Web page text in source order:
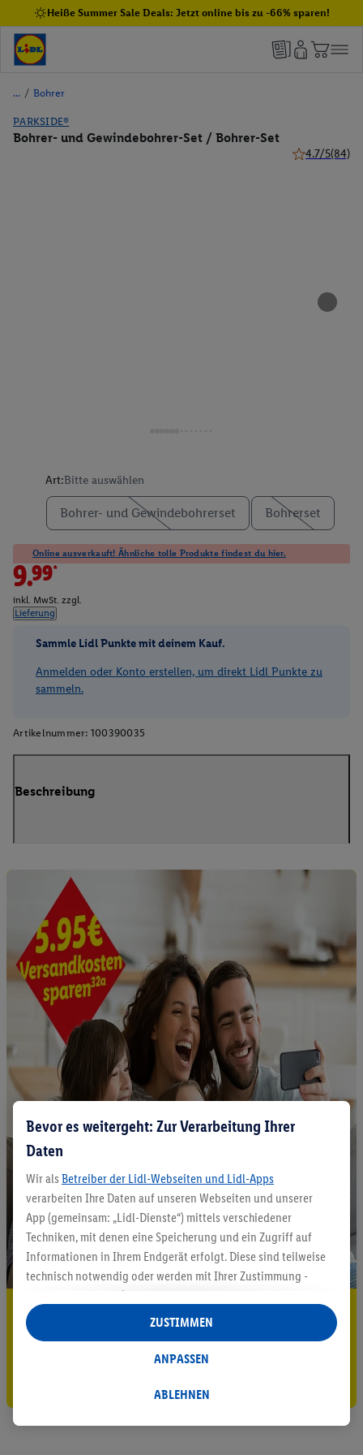
Heiße Summer Sale Deals: Jetzt online bis zu -66% sparen!
/ Bohrer
PARKSIDE®
Bohrer- und Gewindebohrer-Set / Bohrer-Set
4.7/5(84)
Art:Bitte auswählen
Bohrer- und Gewindebohrerset Bohrerset
Online ausverkauft! Ähnliche tolle Produkte findest du hier.
9.99*
inkl. MwSt. zzgl.
Lieferung
Sammle Lidl Punkte mit deinem Kauf.
Anmelden oder Konto erstellen, um direkt Lidl Punkte zu
sammeln.
Artikelnummer: 100390035
Beschreibung
5.95 € Versand sparen³²ᵃ
Jetzt zum Newsletter anmelden
Bevor es weitergeht: Zur Verarbeitung Ihrer
Daten
Wir als Betreiber der Lidl-Webseiten und Lidl-Apps
verarbeiten Ihre Daten auf unseren Webseiten und unserer
App (gemeinsam: „Lidl-Dienste“) mittels verschiedener
Techniken, mit denen eine Speicherung und ein Zugriff auf
Informationen in Ihrem Endgerät erfolgt. Diese sind teilweise
technisch notwendig oder werden mit Ihrer Zustimmung -
auch durch Partner (u.a.
Verantwortliche; im Zusammenhang mit dem IAB TCF
insgesamt
Statistik-Erstellung oder für personalisierte Werbung
Datenverarbeitungen für personalisierte Werbung werden
ABLEHNEN
ANPASSEN
ZUSTIMMEN